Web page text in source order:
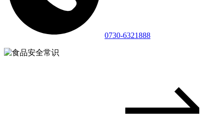
0730-6321888